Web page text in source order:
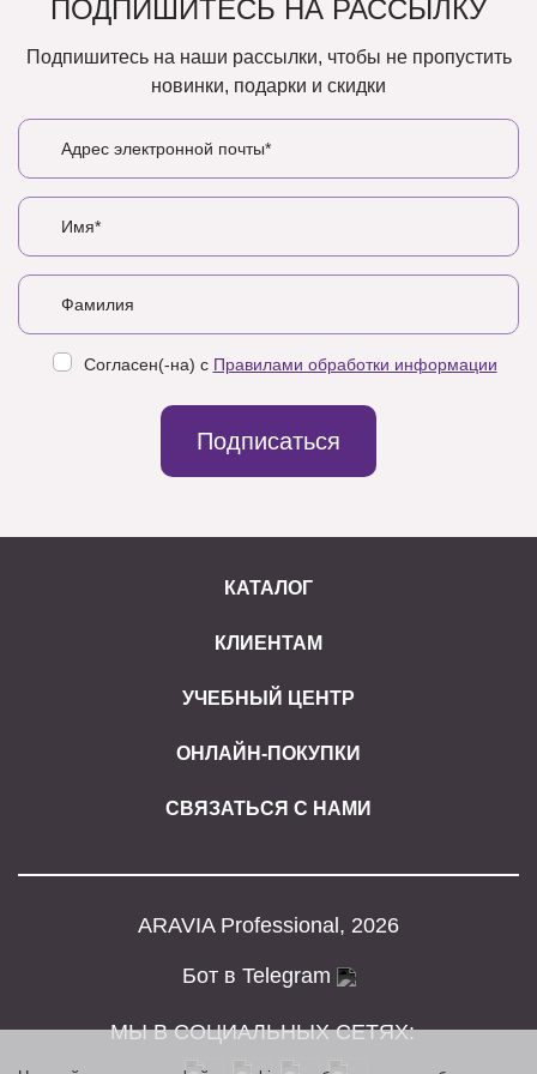
ПОДПИШИТЕСЬ НА РАССЫЛКУ
Подпишитесь на наши рассылки, чтобы не пропустить
новинки, подарки и скидки
Согласен(-на) с Правилами обработки информации
Подписаться
КАТАЛОГ
КЛИЕНТАМ
УЧЕБНЫЙ ЦЕНТР
ОНЛАЙН-ПОКУПКИ
СВЯЗАТЬСЯ С НАМИ
ARAVIA Professional, 2026
Бот в Telegram
МЫ В СОЦИАЛЬНЫХ СЕТЯХ: